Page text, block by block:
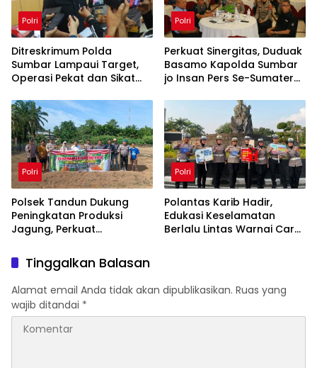
Polri
Ditreskrimum Polda
Sumbar Lampaui Target,
Operasi Pekat dan Sikat
Hasil Maksimal
Polri
Perkuat Sinergitas, Duduak
Basamo Kapolda Sumbar
jo Insan Pers Se-Sumatera
Polri
Polsek Tandun Dukung
Peningkatan Produksi
Jagung, Perkuat
Nasional Desa Tapung
Jaya
Polri
Polantas Karib Hadir,
Edukasi Keselamatan
Berlalu Lintas Warnai Car
Tinggalkan Balasan
Alamat email Anda tidak akan dipublikasikan. Ruas yang
wajib ditandai *